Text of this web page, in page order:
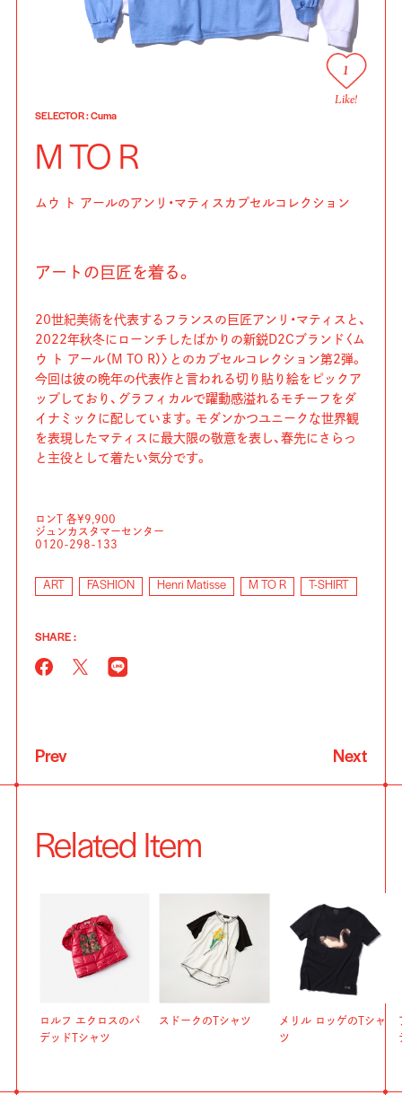
1
Like!
SELECTOR:Cuma
M TO R
ムウ ト アールのアンリ・マティスカプセルコレクション
アートの巨匠を着る。
20世紀美術を代表するフランスの巨匠アンリ・マティスと、
2022年秋冬にローンチしたばかりの新鋭D2Cブランド〈ム
ウ ト アール（M TO R）〉とのカプセルコレクション第2弾。
今回は彼の晩年の代表作と言われる切り貼り絵をピックア
ップしており、グラフィカルで躍動感溢れるモチーフをダ
イナミックに配しています。モダンかつユニークな世界観
を表現したマティスに最大限の敬意を表し、春先にさらっ
と主役として着たい気分です。
ロンT 各¥9,900
ジュンカスタマーセンター
0120-298-133
ART FASHION Henri Matisse M TO R T-SHIRT
SHARE :
Prev Next
Related Item
ロルフ エクロスのパ
デッドTシャツ
スドークのTシャツ
メリル ロッゲのTシャ
ツ